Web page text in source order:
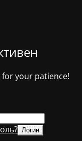
for your patience!